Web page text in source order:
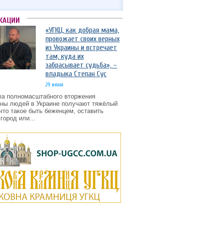
«УГКЦ, как добрая мама,
провожает своих верных
из Украины и встречает
там, куда их
забрасывает судьба», –
владыка Степан Сус
29 июня
полномасштабного вторжения
людей в Украине получают тяжёлый
такое быть беженцем, оставить
или...